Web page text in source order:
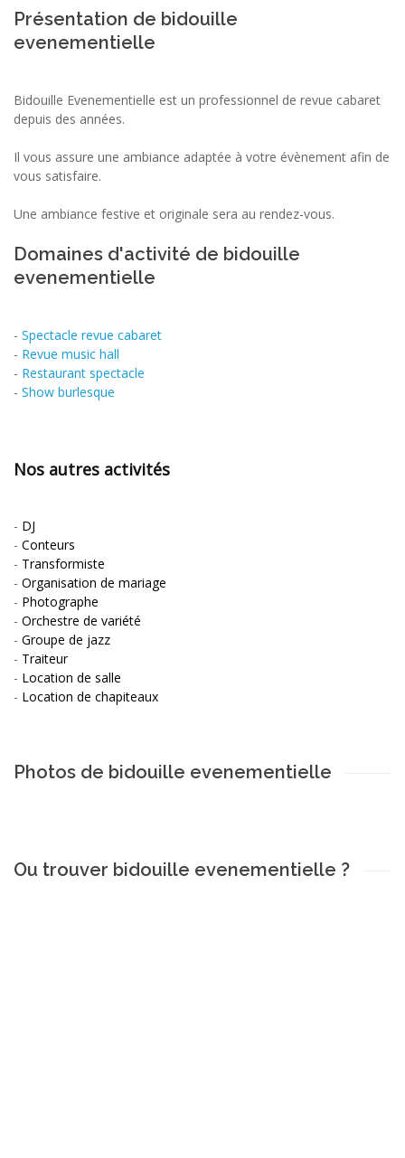
Présentation de bidouille
evenementielle
Bidouille Evenementielle est un professionnel de revue cabaret
depuis des années.
Il vous assure une ambiance adaptée à votre évènement afin de
vous satisfaire.
Une ambiance festive et originale sera au rendez-vous.
Domaines d'activité de bidouille
evenementielle
- Spectacle revue cabaret
- Revue music hall
- Restaurant spectacle
- Show burlesque
Nos autres activités
- DJ
- Conteurs
- Transformiste
- Organisation de mariage
- Photographe
- Orchestre de variété
- Groupe de jazz
- Traiteur
- Location de salle
- Location de chapiteaux
Photos de bidouille evenementielle
Ou trouver bidouille evenementielle ?